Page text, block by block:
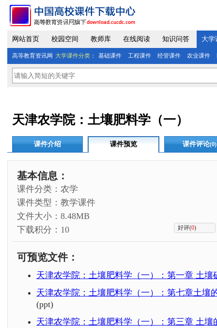
网站首页 校园空间 教师库 在线阅读 知识问答 大学
高等教育资讯网 大学课件分类 ： 基础课件 工程课件 经管课件 农业课件
天津农学院：土壤肥料学（一）
课件介绍 课件预览 课件评论(0)
基本信息：
课件分类：农学
课件类型：教学课件
文件大小：8.48MB
好评(0)
下载积分：10
可预览文件：
天津农学院：土壤肥料学（一）：第一章 土壤
天津农学院：土壤肥料学（一）：第七章土壤
(ppt)
天津农学院：土壤肥料学（一）：第三章 土壤